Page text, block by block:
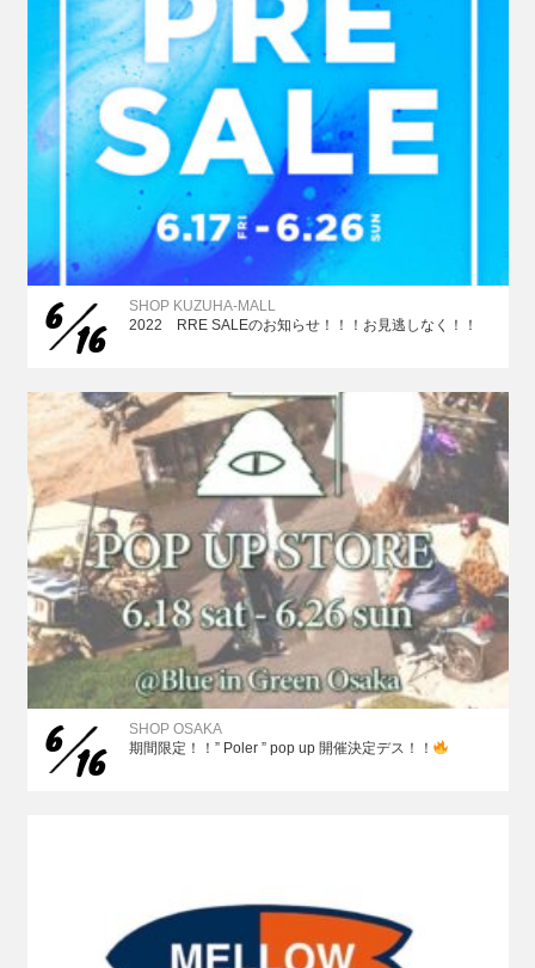
6 16
SHOP KUZUHA-MALL
2022 RRE SALEのお知らせ！！！お見逃しなく！！
6 16
SHOP OSAKA
期間限定！！” Poler ” pop up 開催決定デス！！